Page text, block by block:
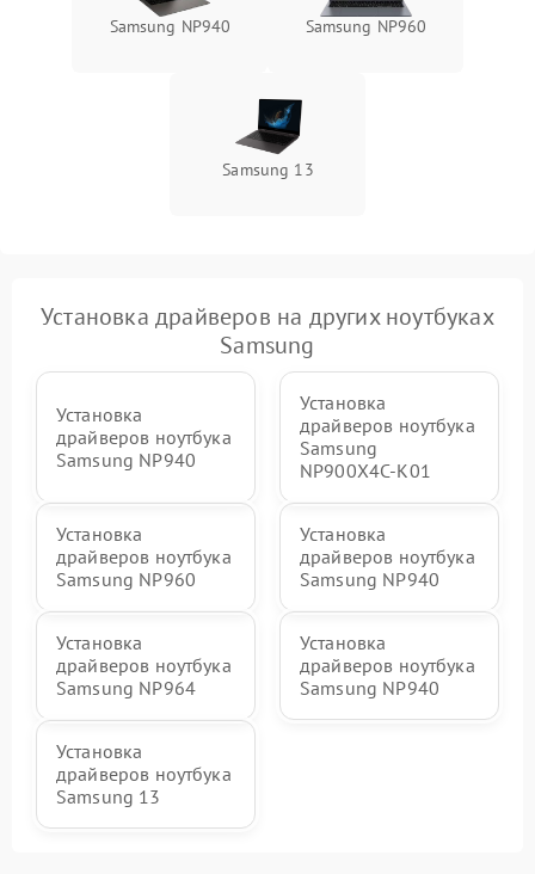
Samsung NP940 Samsung NP960
Samsung 13
Установка драйверов на других ноутбуках
Samsung
Установка
драйверов ноутбука
Samsung NP940
Установка
драйверов ноутбука
Samsung
NP900X4C-K01
Установка
драйверов ноутбука
Samsung NP960
Установка
драйверов ноутбука
Samsung NP940
Установка
драйверов ноутбука
Samsung NP964
Установка
драйверов ноутбука
Samsung NP940
Установка
драйверов ноутбука
Samsung 13